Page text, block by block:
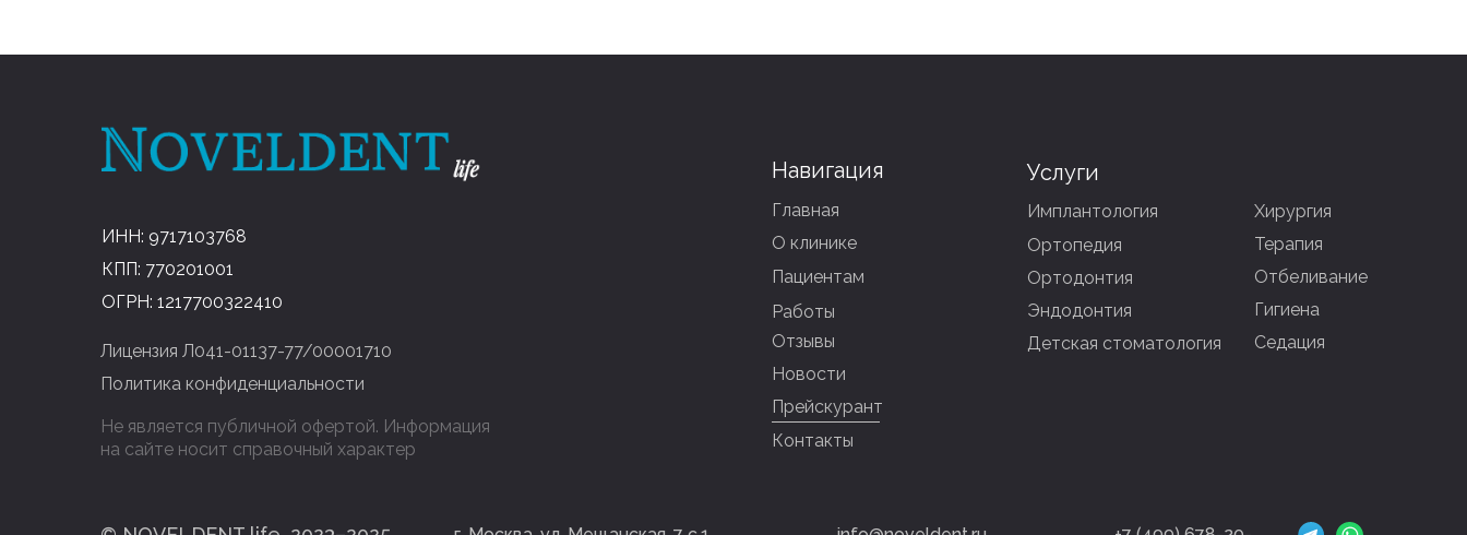
ИНН: 9717103768
КПП: 770201001
ОГРН: 1217700322410
Лицензия Л041-01137-77/00001710
Политика конфиденциальности
Не является публичной офертой. Информация
на сайте носит справочный характер
Навигация Услуги
Главная Имплантология
Ортопедия
Работы
Ортодонтия
Отзывы
Эндодонтия
Новости
Хирургия
Контакты
Терапия
Отбеливание
Гигиена
Прейскурант
О клинике
Пациентам
Детская стоматология Седация